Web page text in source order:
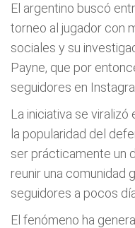
El argentino buscó
torneo al jugador con
sociales y su
Payne, que por
seguidores en
La iniciativa se
la popularidad del
ser prácticamente un
reunir una comunidad
seguidores a pocos
El fenómeno ha